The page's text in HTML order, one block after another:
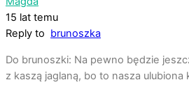
15 lat temu
Reply to brunoszka
Do brunoszki: Na pewno będzie
z kaszą jaglaną, bo to nasza ulubiona